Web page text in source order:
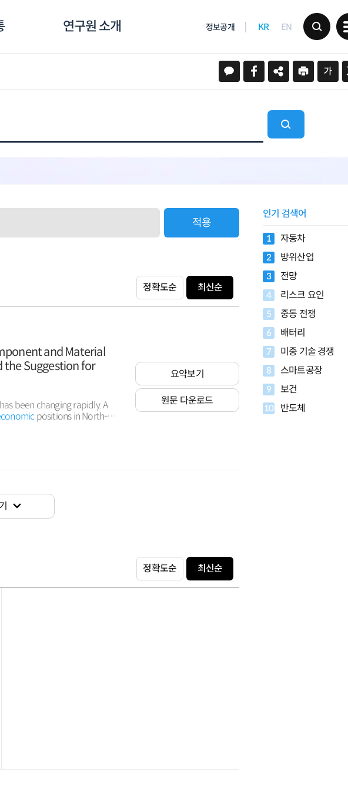
연구원 소개 정보공개 KR EN
적용
정확도순 최신순
and Material
the Suggestion for
been changing rapidly. A
positions in North-
요약보기
원문 다운로드
정확도순 최신순
인기 검색어
1 자동차
2 방위산업
3 전망
4 리스크 요인
5 중동 전쟁
6 배터리
7 미중 기술 경쟁
8 스마트공장
9 보건
10 반도체